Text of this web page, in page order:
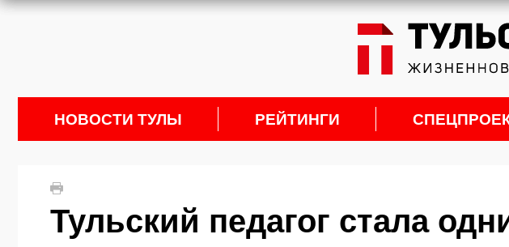
НОВОСТИ ТУЛЫ РЕЙТИНГИ
Тульский педагог стала